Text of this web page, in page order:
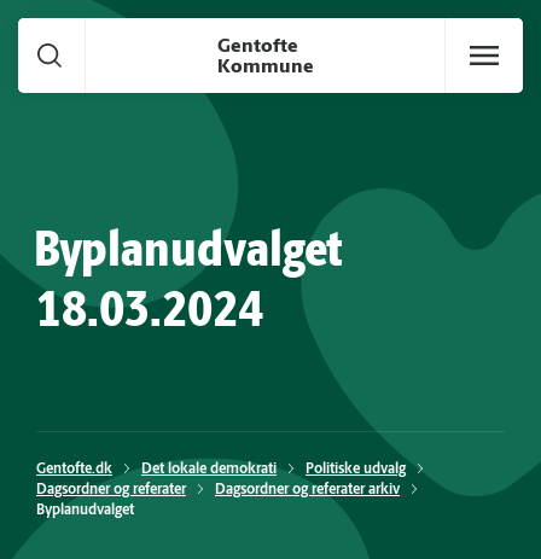
Gå til hoved indhold
Gentofte
Kommune
Byplanudvalget
18.03.2024
Gentofte.dk Det lokale demokrati
Politiske udvalg
Dagsordner og referater
Dagsordner og referater arkiv
Byplanudvalget